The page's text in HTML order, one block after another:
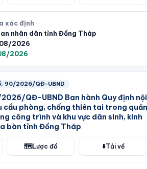
xác định
nhân dân tỉnh Đồng Tháp
2026
2026
90/2026/QĐ-UBND
QĐ-UBND Ban hành Quy định nội
cầu phòng, chống thiên tai trong quản
công trình và khu vực dân sinh, kinh
bàn tỉnh Đồng Tháp
🗺️Lược đồ ⬇️Tải về